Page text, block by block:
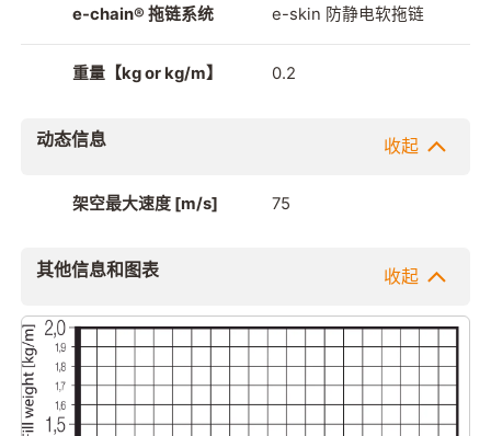
e-chain® 拖链系统 e-skin 防静电软拖链
重量【kg or kg/m】 0.2
动态信息 收起
架空最大速度 [m/s] 75
其他信息和图表 收起